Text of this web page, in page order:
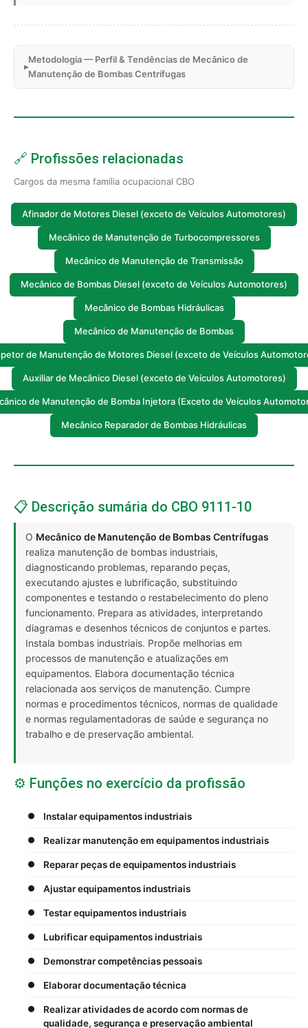
Metodologia — Perfil & Tendências de Mecânico de
Manutenção de Bombas Centrífugas
🔗 Profissões relacionadas
Cargos da mesma família ocupacional CBO
Afinador de Motores Diesel (exceto de Veículos Automotores)
Mecânico de Manutenção de Turbocompressores
Mecânico de Manutenção de Transmissão
Mecânico de Bombas Diesel (exceto de Veículos Automotores)
Mecânico de Bombas Hidráulicas
Mecânico de Manutenção de Bombas
de Manutenção de Motores Diesel (exceto de Veículos
Auxiliar de Mecânico Diesel (exceto de Veículos Automotores)
de Manutenção de Bomba Injetora (Exceto de Veículos
Mecânico Reparador de Bombas Hidráulicas
📋 Descrição sumária do CBO 9111-10
O Mecânico de Manutenção de Bombas Centrífugas
realiza manutenção de bombas industriais,
diagnosticando problemas, reparando peças,
executando ajustes e lubrificação, substituindo
componentes e testando o restabelecimento do pleno
funcionamento. Prepara as atividades, interpretando
diagramas e desenhos técnicos de conjuntos e partes.
Instala bombas industriais. Propõe melhorias em
processos de manutenção e atualizações em
equipamentos. Elabora documentação técnica
relacionada aos serviços de manutenção. Cumpre
normas e procedimentos técnicos, normas de qualidade
e normas regulamentadoras de saúde e segurança no
trabalho e de preservação ambiental.
⚙️ Funções no exercício da profissão
Instalar equipamentos industriais
Realizar manutenção em equipamentos industriais
Reparar peças de equipamentos industriais
Ajustar equipamentos industriais
Testar equipamentos industriais
Lubrificar equipamentos industriais
Demonstrar competências pessoais
Elaborar documentação técnica
Realizar atividades de acordo com normas de
qualidade, segurança e preservação ambiental